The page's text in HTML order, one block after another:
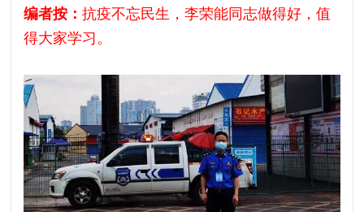
编者按：抗疫不忘民生，李荣能同志做得好，值
得大家学习。